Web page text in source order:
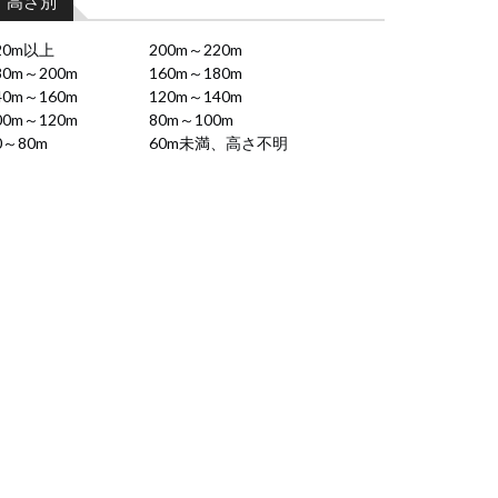
以上
200m～220m
～200m
160m～180m
～160m
120m～140m
～120m
80m～100m
80m
60m未満、高さ不明